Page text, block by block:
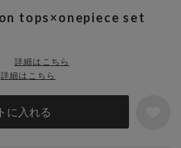
tops×onepiece set
詳細はこちら
に入れる
詳細はこちら